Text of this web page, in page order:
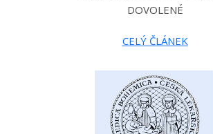
DOVOLENÉ
CELÝ ČLÁNEK